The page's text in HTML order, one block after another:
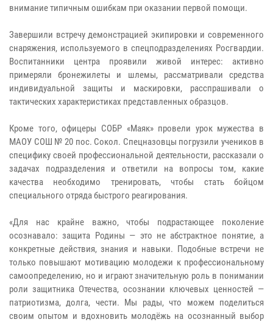
внимание типичным ошибкам при оказании первой помощи.
Завершили встречу демонстрацией экипировки и современного
снаряжения, используемого в спецподразделениях Росгвардии.
Воспитанники центра проявили живой интерес: активно
примеряли бронежилеты и шлемы, рассматривали средства
индивидуальной защиты и маскировки, расспрашивали о
тактических характеристиках представленных образцов.
Кроме того, офицеры СОБР «Маяк» провели урок мужества в
МАОУ СОШ № 20 пос. Сокол. Спецназовцы погрузили учеников в
специфику своей профессиональной деятельности, рассказали о
задачах подразделения и ответили на вопросы том, какие
качества необходимо тренировать, чтобы стать бойцом
специального отряда быстрого реагирования.
«Для нас крайне важно, чтобы подрастающее поколение
осознавало: защита Родины — это не абстрактное понятие, а
конкретные действия, знания и навыки. Подобные встречи не
только повышают мотивацию молодежи к профессиональному
самоопределению, но и играют значительную роль в понимании
роли защитника Отечества, осознании ключевых ценностей —
патриотизма, долга, чести. Мы рады, что можем поделиться
своим опытом и вдохновить молодёжь на осознанный выбор